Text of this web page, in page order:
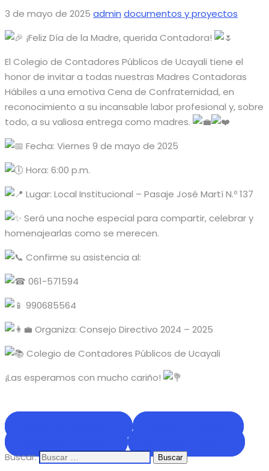
3 de mayo de 2025 admin documentos y proyectos
¡Feliz Día de la Madre, querida Contadora!
El Colegio de Contadores Públicos de Ucayali tiene el
honor de invitar a todas nuestras Madres Contadoras
Hábiles a una emotiva Cena de Confraternidad, en
reconocimiento a su incansable labor profesional y, sobre
todo, a su valiosa entrega como madres.
Fecha: Viernes 9 de mayo de 2025
Hora: 6:00 p.m.
Lugar: Local Institucional – Pasaje José Martí N.º 137
Será una noche especial para compartir, celebrar y
homenajearlas como se merecen.
Confirme su asistencia al:
061-571594
990685564
Organiza: Consejo Directivo 2024 – 2025
Colegio de Contadores Públicos de Ucayali
¡Las esperamos con mucho cariño!
Buscar: